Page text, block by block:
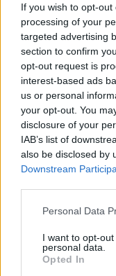
If you wish to opt-
processing of your
targeted advertising
section to confirm
opt-out request is
interest-based ads
us or personal
your opt-out. You
disclosure of your
IAB’s list of
also be disclosed by
Downstream
Please note that
not limited to your
grant or deny
use your data for
Personal Data
I want to opt-
personal data.
Opted In